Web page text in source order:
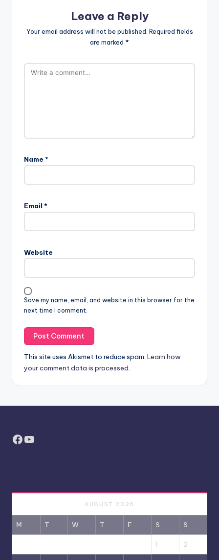
Leave a Reply
Your email address will not be published. Required fields
are marked *
Name *
Email *
Website
Save my name, email, and website in this browser for the
next time I comment.
This site uses Akismet to reduce spam. Learn how
your comment data is processed.
Facebook
YouTube
AUGUST 2026
M T W T F S S
1 2